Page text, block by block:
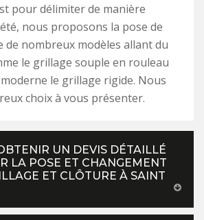
pour délimiter de manière
nous proposons la pose de
de nombreux modèles allant du
le grillage souple en rouleau
le grillage rigide. Nous
choix à vous présenter.
UN DEVIS DÉTAILLÉ
LA POSE ET CHANGEMENT
ET CLÔTURE À SAINT